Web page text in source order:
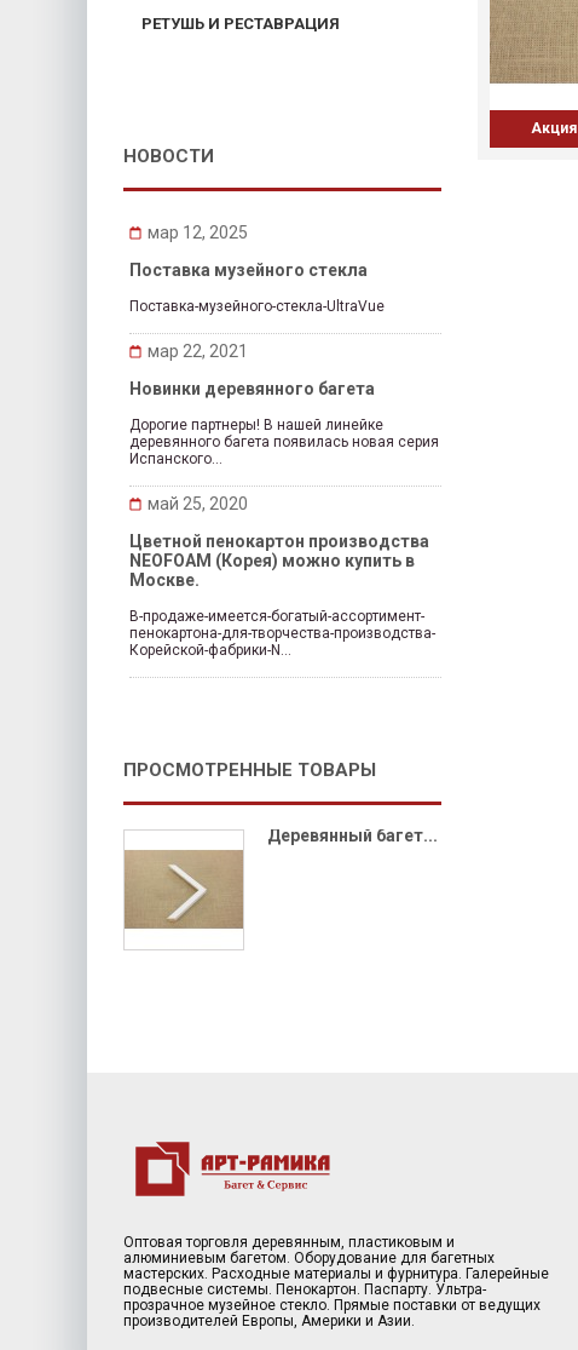
РЕТУШЬ И РЕСТАВРАЦИЯ
НОВОСТИ
мар 12, 2025
Поставка музейного стекла
Поставка-музейного-стекла-UltraVue
мар 22, 2021
Новинки деревянного багета
Дорогие партнеры! В нашей линейке
деревянного багета появилась новая серия
Испанского...
май 25, 2020
Цветной пенокартон производства
NEOFOAM (Корея) можно купить в
Москве.
В-продаже-имеется-богатый-ассортимент-
пенокартона-для-творчества-производства-
Корейской-фабрики-N...
ПРОСМОТРЕННЫЕ ТОВАРЫ
Деревянный багет...
Акция
Оптовая торговля деревянным, пластиковым и
алюминиевым багетом. Оборудование для багетных
мастерских. Расходные материалы и фурнитура. Галерейные
подвесные системы. Пенокартон. Паспарту. Ультра-
прозрачное музейное стекло. Прямые поставки от ведущих
производителей Европы, Америки и Азии.